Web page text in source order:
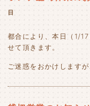
日
都合により、本日（1/
せて頂きます。
ご迷惑をおかけします